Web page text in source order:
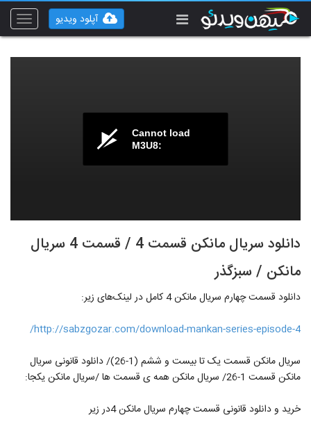
Toggle
آپلود ویدیو
Cannot load
M3U8:
دانلود سریال مانکن قسمت 4 / قسمت 4 سریال
مانکن / سبزگذر
دانلود قسمت چهارم سریال مانکن 4 کامل در لینک‌های زیر:
http://sabzgozar.com/download-mankan-series-episode-4/
سریال مانکن قسمت یک تا بیست و ششم (1-26)/ دانلود قانونی سریال
مانکن قسمت 1-26/ سریال مانکن همه ی قسمت ها /سریال مانکن یکجا:
خرید و دانلود قانونی قسمت چهارم سریال مانکن 4در زیر